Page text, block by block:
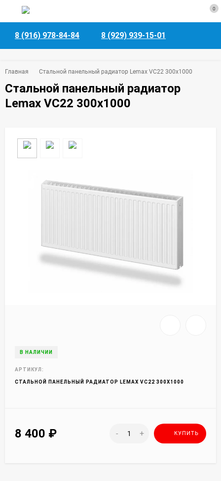
0
8 (916) 978-84-84 8 (929) 939-15-01
Главная Стальной панельный радиатор Lemax VC22 300х1000
Стальной панельный радиатор
Lemax VC22 300х1000
В НАЛИЧИИ
АРТИКУЛ:
СТАЛЬНОЙ ПАНЕЛЬНЫЙ РАДИАТОР LEMAX VC22 300Х1000
8 400 ₽ - + КУПИТЬ